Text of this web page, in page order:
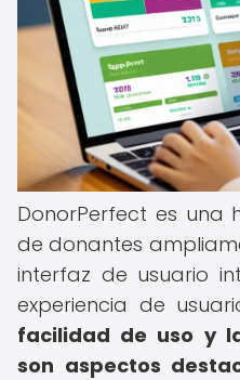
DonorPerfect es una
de donantes
interfaz de usuario
experiencia de
facilidad de uso y
son aspectos